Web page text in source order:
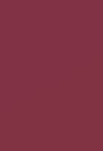
passer dans
associées à
de /home.
choisir les
de ce que
manuel de
console (en
la traduction